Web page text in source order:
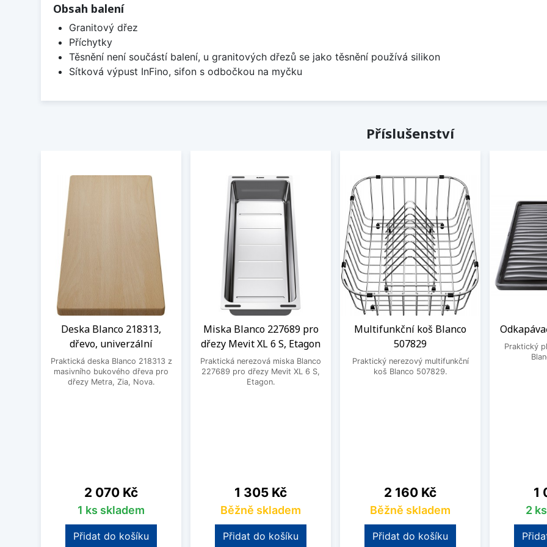
Obsah balení
Granitový dřez
Příchytky
Těsnění není součástí balení, u granitových dřezů se jako těsnění používá silikon
Sítková výpust InFino, sifon s odbočkou na myčku
Příslušenství
Deska Blanco 218313,
dřevo, univerzální
Praktická deska Blanco 218313 z
masivního bukového dřeva pro
dřezy Metra, Zia, Nova.
Cena
2 070 Kč
1 ks skladem
Přidat do košíku
Miska Blanco 227689 pro
dřezy Mevit XL 6 S, Etagon
Praktická nerezová miska Blanco
227689 pro dřezy Mevit XL 6 S,
Etagon.
Cena
1 305 Kč
Běžně skladem
Přidat do košíku
Multifunkční koš Blanco
507829
Praktický nerezový multifunkční
koš Blanco 507829.
Cena
2 160 Kč
Běžně skladem
Přidat do košíku
Praktický
1
2